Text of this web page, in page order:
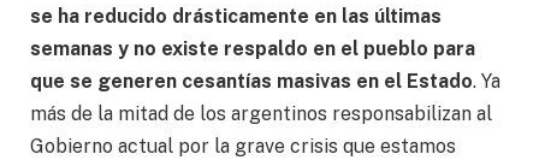
se ha reducido drásticamente en las últimas
semanas y no existe respaldo en el pueblo para
que se generen cesantías masivas en el Estado. Ya
más de la mitad de los argentinos responsabilizan al
Gobierno actual por la grave crisis que estamos